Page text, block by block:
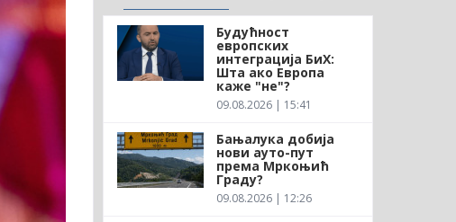
Будућност
европских
интеграција БиХ:
Шта ако Европа
каже "не"?
09.08.2026 | 15:41
Бањалука добија
нови ауто-пут
према Мркоњић
Граду?
09.08.2026 | 12:26